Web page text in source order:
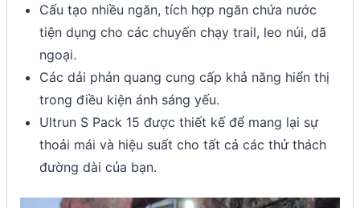
Cấu tạo nhiều ngăn, tích hợp ngăn chứa nước
tiện dụng cho các chuyến chạy trail, leo núi, dã
ngoại.
Các dải phản quang cung cấp khả năng hiển thị
trong điều kiện ánh sáng yếu.
Ultrun S Pack 15 được thiết kế để mang lại sự
thoải mái và hiệu suất cho tất cả các thử thách
đường dài của bạn.